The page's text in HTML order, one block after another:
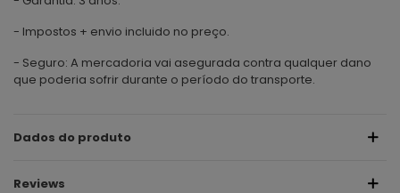
- Impostos + envio incluido no preço.
- Seguro: A mercadoria vai asegurada contra qualquer dano
que poderia sofrir durante o período do transporte.
Dados do produto
Reviews